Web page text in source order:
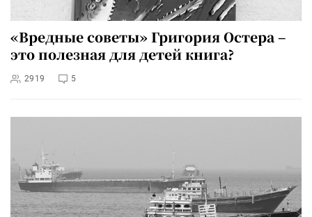
«Вредные советы» Григория Остера –
это полезная для детей книга?
2919 5